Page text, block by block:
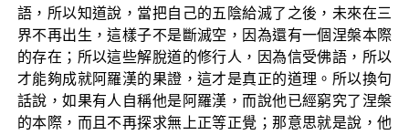
語，所以知道說，當把自己的五陰給滅了之後，未來在三
界不再出生，這樣子不是斷滅空，因為還有一個涅槃本際
的存在；所以這些解脫道的修行人，因為信受佛語，所以
才能夠成就阿羅漢的果證，這才是真正的道理。所以換句
話說，如果有人自稱他是阿羅漢，而說他已經窮究了涅槃
的本際，而且不再探求無上正等正覺；那意思就是說，他